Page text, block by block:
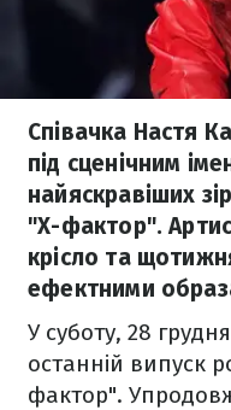
Співачка Настя
під сценічним
найяскравіших
"Х-фактор".
крісло та
ефектними
У суботу, 28
останній випуск
фактор". Упродовж